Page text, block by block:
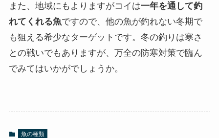
また、地域にもよりますがコイは一年を通して釣
れてくれる魚ですので、他の魚が釣れない冬期で
も狙える希少なターゲットです。冬の釣りは寒さ
との戦いでもありますが、万全の防寒対策で臨ん
でみてはいかがでしょうか。
魚の種類